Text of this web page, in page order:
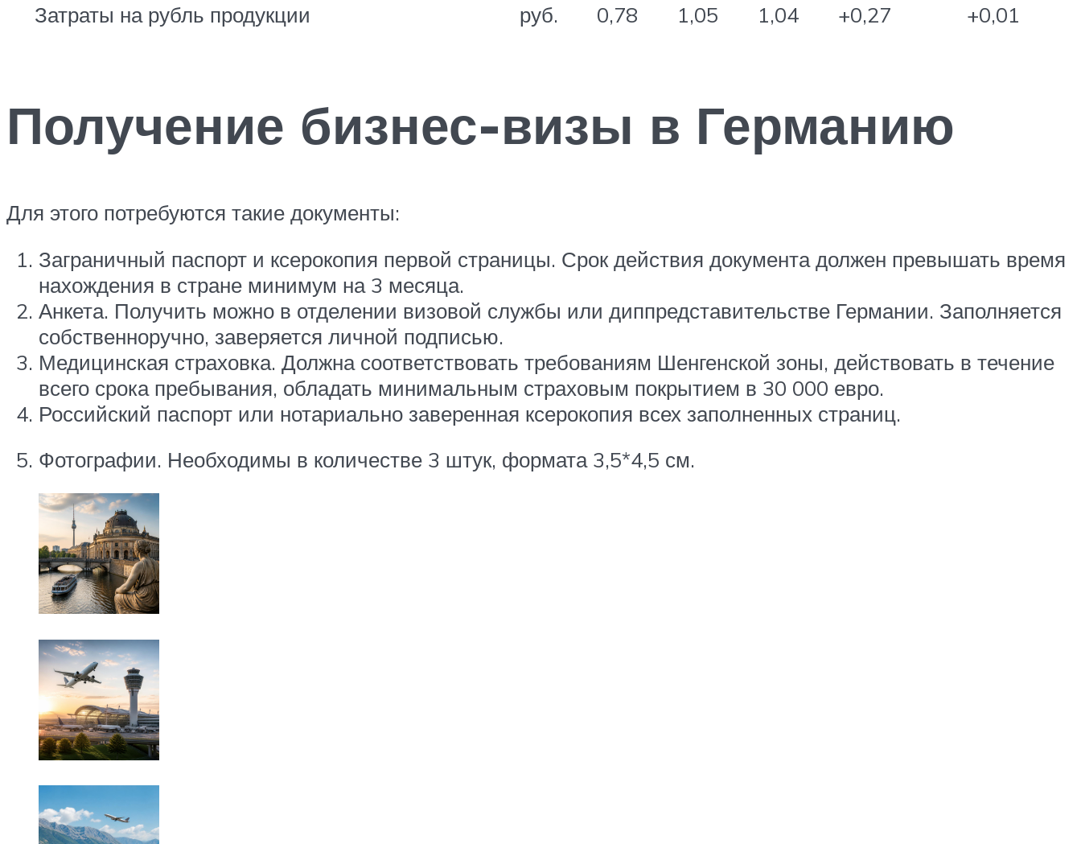
Затраты на рубль продукции руб. 0,78 1,05 1,04 +0,27 +0,01
Получение бизнес-визы в Германию
Для этого потребуются такие документы:
Заграничный паспорт и ксерокопия первой страницы. Срок действия документа должен превышать время
нахождения в стране минимум на 3 месяца.
Анкета. Получить можно в отделении визовой службы или диппредставительстве Германии. Заполняется
собственноручно, заверяется личной подписью.
Медицинская страховка. Должна соответствовать требованиям Шенгенской зоны, действовать в течение
всего срока пребывания, обладать минимальным страховым покрытием в 30 000 евро.
Российский паспорт или нотариально заверенная ксерокопия всех заполненных страниц.
Фотографии. Необходимы в количестве 3 штук, формата 3,5*4,5 см.